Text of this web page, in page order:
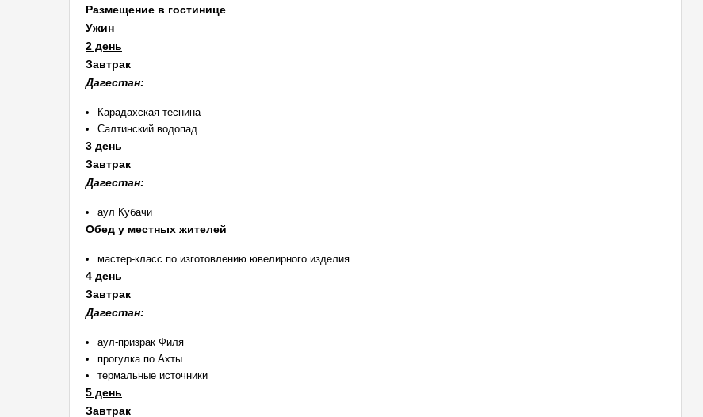
Размещение в гостинице
Ужин
2 день
Завтрак
Дагестан:
Карадахская теснина
Салтинский водопад
3 день
Завтрак
Дагестан:
аул Кубачи
Обед у местных жителей
мастер-класс по изготовлению ювелирного изделия
4 день
Завтрак
Дагестан:
аул-призрак Филя
прогулка по Ахты
термальные источники
5 день
Завтрак